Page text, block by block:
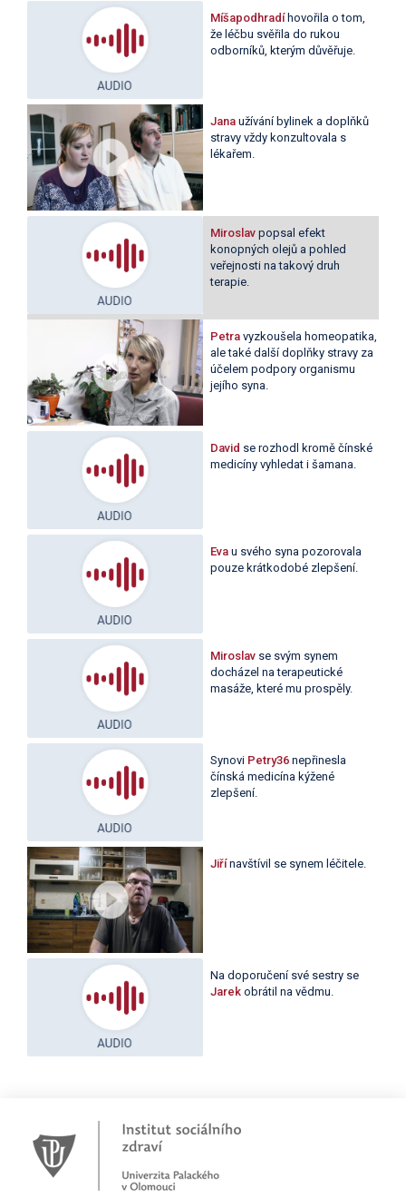
Míšapodhradí hovořila o tom,
že léčbu svěřila do rukou
odborníků, kterým důvěřuje.
Jana užívání bylinek a doplňků
stravy vždy konzultovala s
lékařem.
Miroslavpopsal efekt
konopných olejů a pohled
veřejnosti na takový druh
terapie.
Petra vyzkoušela homeopatika,
ale také další doplňky stravy za
účelem podpory organismu
jejího syna.
David se rozhodl kromě čínské
medicíny vyhledat i šamana.
Evau svého syna pozorovala
pouze krátkodobé zlepšení.
Miroslavse svým synem
docházel na terapeutické
masáže, které mu prospěly.
Synovi Petry36nepřinesla
čínská medicína kýžené
zlepšení.
Jiřínavštívil se synem léčitele.
Na doporučení své sestry se
Jarek obrátil na vědmu.